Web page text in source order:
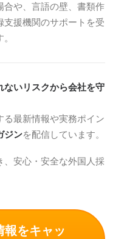
合や、言語の壁、書類作
援機関のサポートを受
ないリスクから会社を守
最新情報や実務ポイン
ジンを配信しています。
、安心・安全な外国人採
報をキャッ